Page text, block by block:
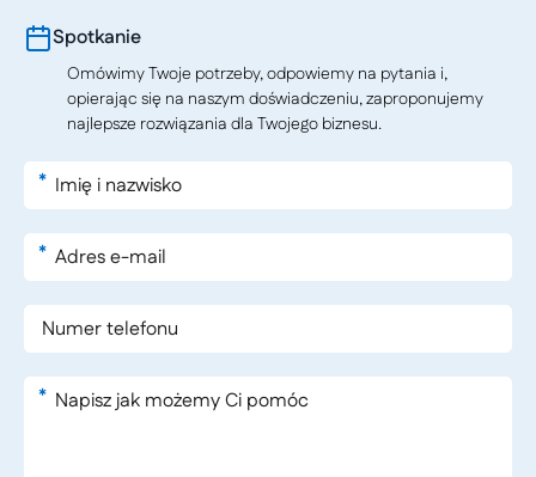
Spotkanie
Omówimy Twoje potrzeby, odpowiemy na pytania i,
opierając się na naszym doświadczeniu, zaproponujemy
najlepsze rozwiązania dla Twojego biznesu.
*
*
*